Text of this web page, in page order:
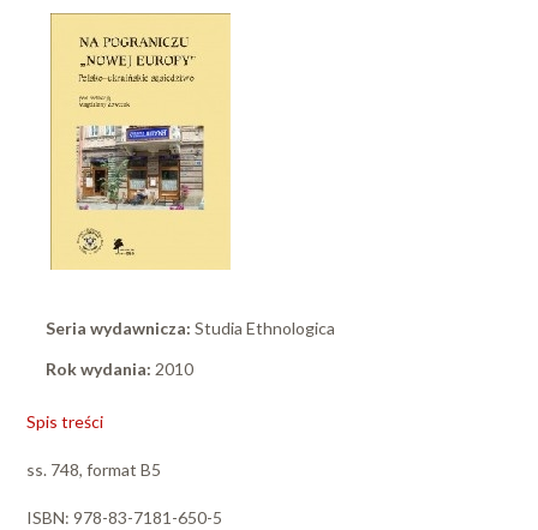
Seria wydawnicza: Studia Ethnologica
Rok wydania: 2010
Spis treści
ss. 748, format B5
ISBN: 978-83-7181-650-5